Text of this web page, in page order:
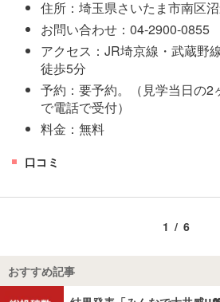
住所：埼玉県さいたま市南区
お問い合わせ：04-2900-0855
アクセス：JR埼京線・武蔵野
徒歩5分
予約：要予約。（見学当日の2
で電話で受付）
料金：無料
口コミ
1/6
おすすめ記事